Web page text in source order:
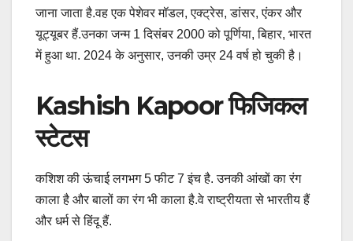
जाना जाता है.वह एक पेशेवर मॉडल, एक्ट्रेस, डांसर, एंकर और
यूट्यूबर हैं.उनका जन्म 1 दिसंबर 2000 को पूर्णिया, बिहार, भारत
में हुआ था. 2024 के अनुसार, उनकी उम्र 24 वर्ष हो चुकी है।
Kashish Kapoor फिजिकल
स्टेटस
कशिश की ऊंचाई लगभग 5 फीट 7 इंच है. उनकी आंखों का रंग
काला है और बालों का रंग भी काला है.वे राष्ट्रीयता से भारतीय हैं
और धर्म से हिंदू हैं.